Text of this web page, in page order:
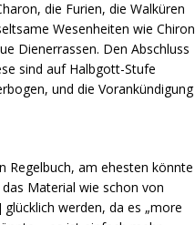
die Furien, die Walküren
Wesenheiten wie Chiron
Dienerrassen. Den Abschluss
sind auf Halbgott-Stufe
und die Vorankündigung
Regelbuch, am ehesten könnte
Material wie schon von
werden, da es „more